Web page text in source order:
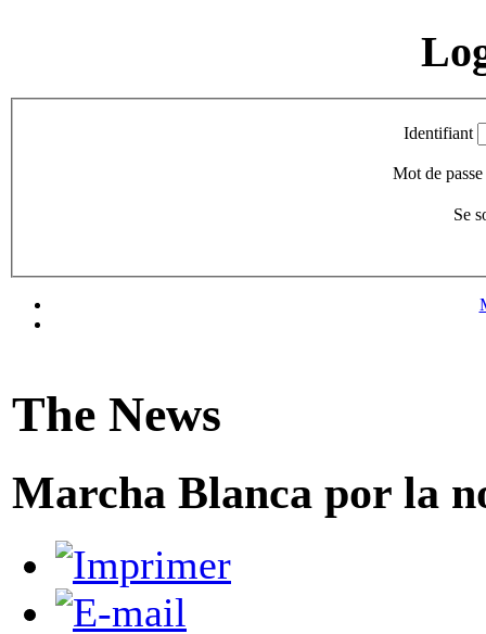
Identifiant
Mot de passe
Se
The News
Marcha Blanca por la